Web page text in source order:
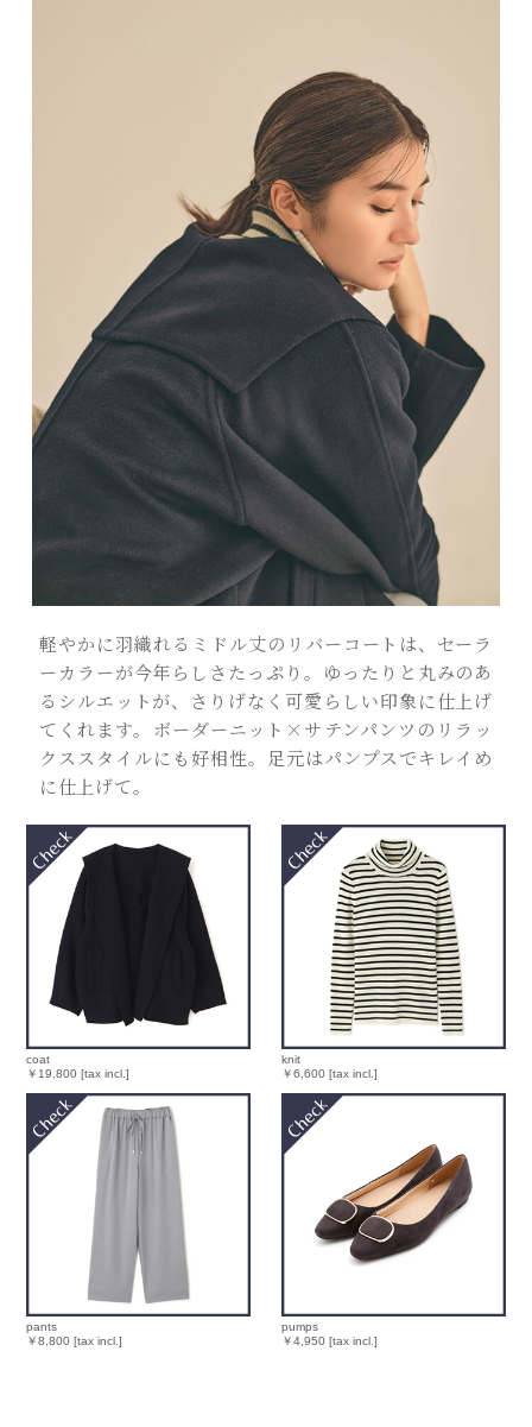
軽やかに羽織れるミドル丈のリバーコートは、セーラ
ーカラーが今年らしさたっぷり。ゆったりと丸みのあ
るシルエットが、さりげなく可愛らしい印象に仕上げ
てくれます。ボーダーニット×サテンパンツのリラッ
クススタイルにも好相性。足元はパンプスでキレイめ
に仕上げて。
coat
￥19,800 [tax incl.]
knit
￥6,600 [tax incl.]
pants
￥8,800 [tax incl.]
pumps
￥4,950 [tax incl.]